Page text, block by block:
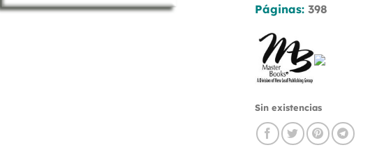
Páginas: 398
Sin existencias